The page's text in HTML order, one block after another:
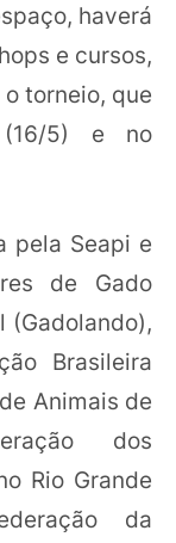
haverá
e cursos,
torneio, que
(16/5) e no
pela Seapi e
de Gado
(Gadolando),
Brasileira
Animais de
dos
Rio Grande
da